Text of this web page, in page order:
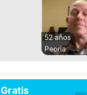
52 años
Peoria
Gratis